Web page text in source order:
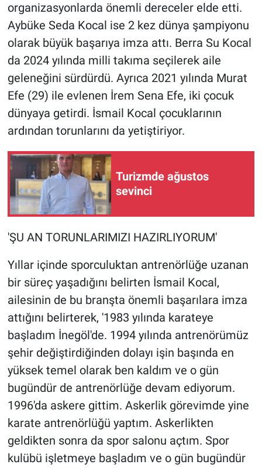
organizasyonlarda önemli dereceler elde etti.
Aybüke Seda Kocal ise 2 kez dünya şampiyonu
olarak büyük başarıya imza attı. Berra Su Kocal
da 2024 yılında milli takıma seçilerek aile
geleneğini sürdürdü. Ayrıca 2021 yılında Murat
Efe (29) ile evlenen İrem Sena Efe, iki çocuk
dünyaya getirdi. İsmail Kocal çocuklarının
ardından torunlarını da yetiştiriyor.
Turizmde ağustos
sevinci
'ŞU AN TORUNLARIMIZI HAZIRLIYORUM'
Yıllar içinde sporculuktan antrenörlüğe uzanan
bir süreç yaşadığını belirten İsmail Kocal,
ailesinin de bu branşta önemli başarılara imza
attığını belirterek, '1983 yılında karateye
başladım İnegöl'de. 1994 yılında antrenörümüz
şehir değiştirdiğinden dolayı işin başında en
yüksek temel olarak ben kaldım ve o gün
bugündür de antrenörlüğe devam ediyorum.
1996'da askere gittim. Askerlik görevimde yine
karate antrenörlüğü yaptım. Askerlikten
geldikten sonra da spor salonu açtım. Spor
kulübü işletmeye başladım ve o gün bugündür